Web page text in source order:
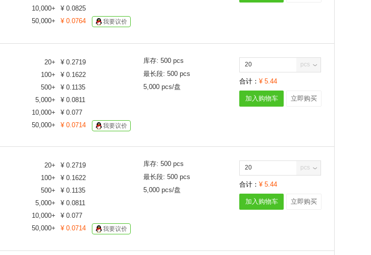
400V
600V
40C
3A
4A
4.2A
10A
11.2A
15A
50A
340mV
345mV
350mV
355mV
360mV
385mV
400mV
410mV
420mV
445mV
10,000+ ¥ 0.0825
50,000+ ¥ 0.0764 我要议价
20+ ¥ 0.2719
100+ ¥ 0.1622
500+ ¥ 0.1135
5,000+ ¥ 0.0811
10,000+ ¥ 0.077
50,000+ ¥ 0.0714 我要议价
库存: 500 pcs
最长段: 500 pcs
5,000 pcs/盘
pcs
合计： ¥ 5.44
加入购物车 立即购买
20+ ¥ 0.2719
100+ ¥ 0.1622
500+ ¥ 0.1135
5,000+ ¥ 0.0811
10,000+ ¥ 0.077
50,000+ ¥ 0.0714 我要议价
库存: 500 pcs
最长段: 500 pcs
5,000 pcs/盘
pcs
合计： ¥ 5.44
加入购物车 立即购买